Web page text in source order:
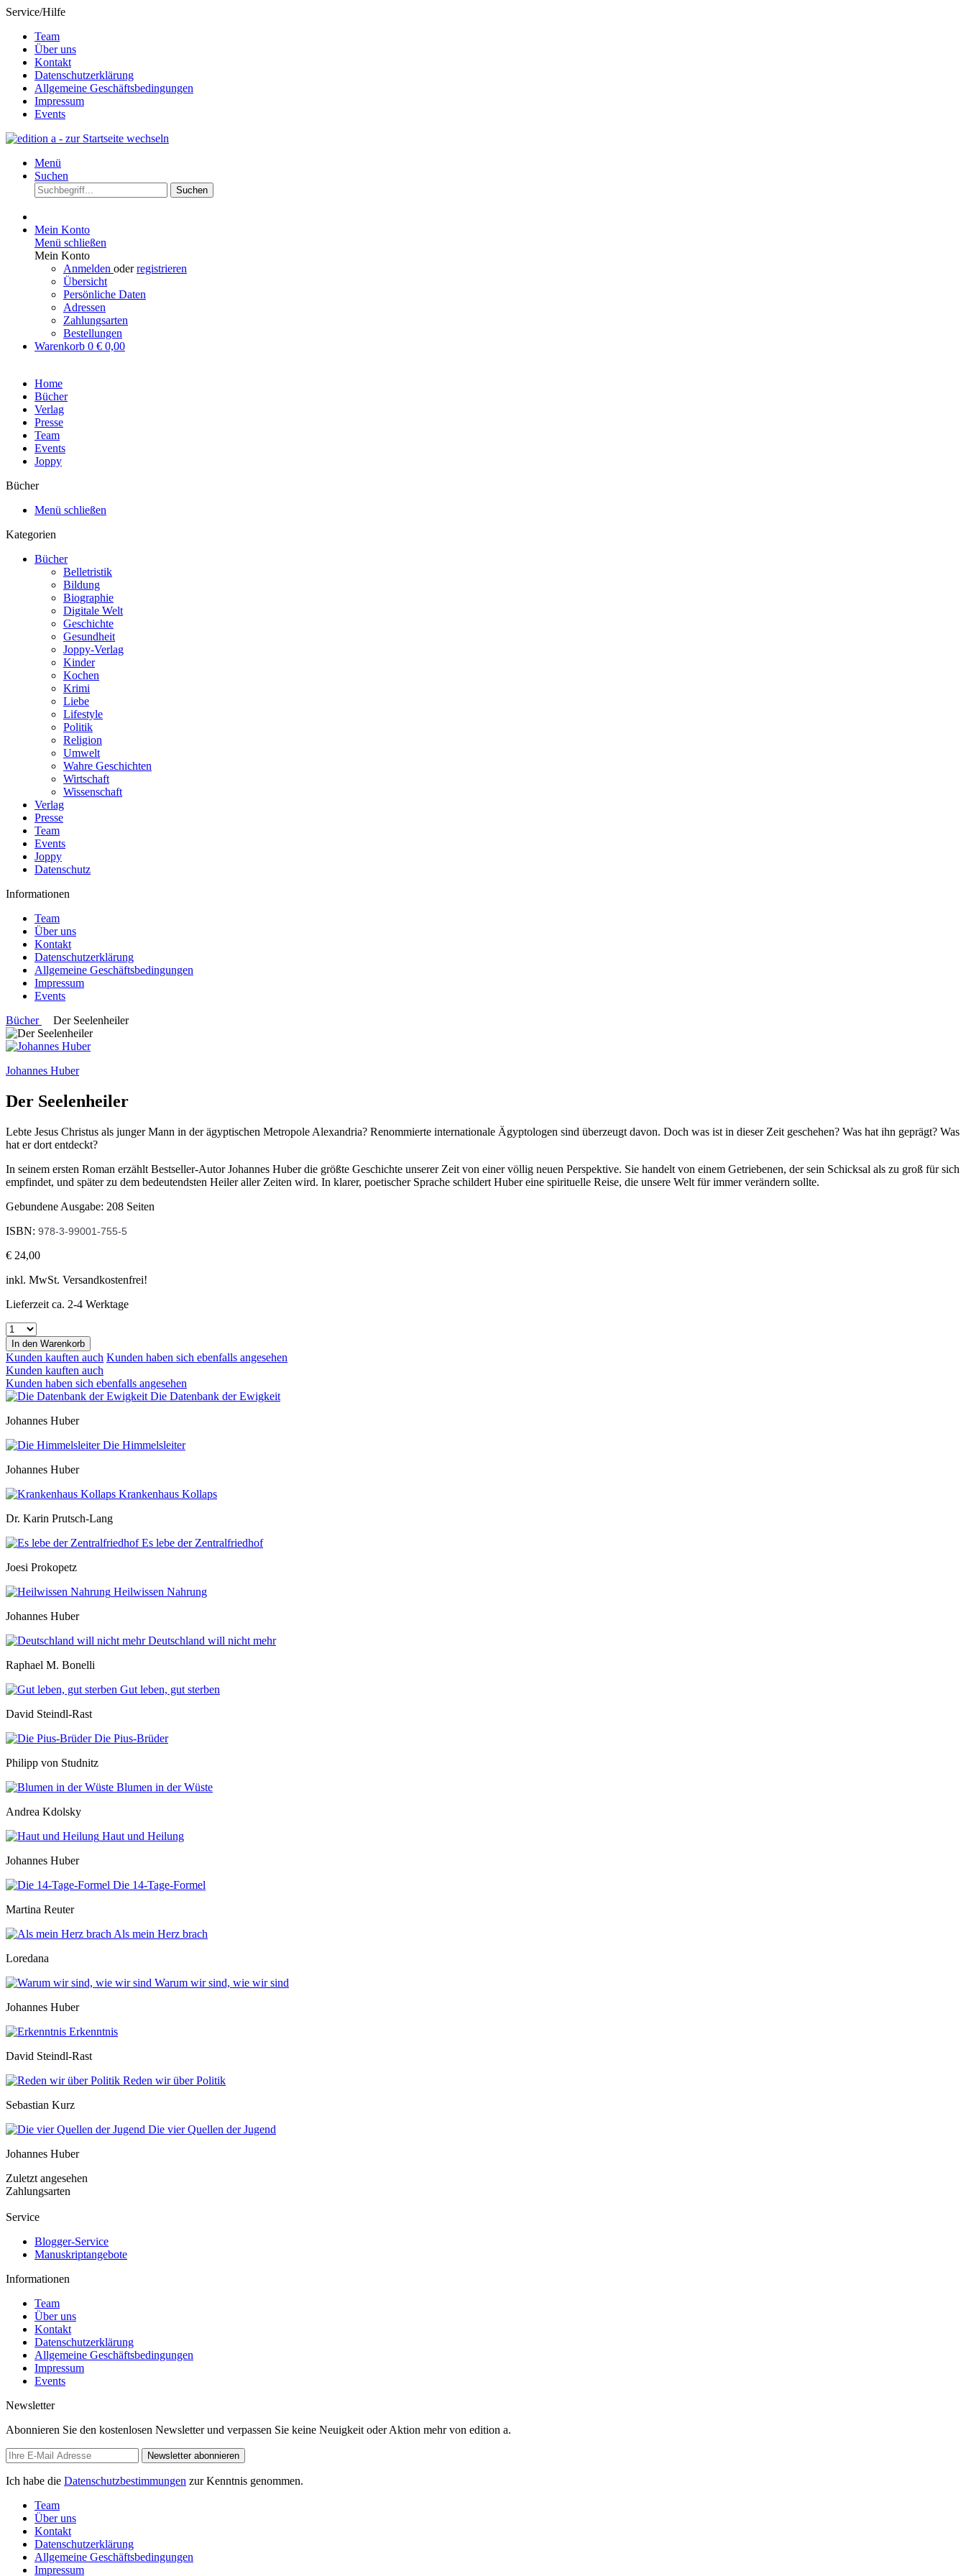
Service/Hilfe
Team
Über uns
Kontakt
Datenschutzerklärung
Allgemeine Geschäftsbedingungen
Impressum
Events
Menü
Suchen
Suchen
Mein Konto
Menü schließen
Mein Konto
Anmelden oderregistrieren
Übersicht
Persönliche Daten
Adressen
Zahlungsarten
Bestellungen
Warenkorb 0 € 0,00
Home
Bücher
Verlag
Presse
Team
Events
Joppy
Bücher
Menü schließen
Kategorien
Bücher
Belletristik
Bildung
Biographie
Digitale Welt
Geschichte
Gesundheit
Joppy-Verlag
Kinder
Kochen
Krimi
Liebe
Lifestyle
Politik
Religion
Umwelt
Wahre Geschichten
Wirtschaft
Wissenschaft
Verlag
Presse
Team
Events
Joppy
Datenschutz
Informationen
Team
Über uns
Kontakt
Datenschutzerklärung
Allgemeine Geschäftsbedingungen
Impressum
Events
Bücher
Der Seelenheiler
Johannes Huber
Der Seelenheiler
Lebte Jesus Christus als junger Mann in der ägyptischen Metropole Alexandria? Renommierte internationale Ägyptologen sind überzeugt davon. Doch was ist in dieser Zeit geschehen? Was hat ihn geprägt? Was
hat er dort entdeckt?
In seinem ersten Roman erzählt Bestseller-Autor Johannes Huber die größte Geschichte unserer Zeit von einer völlig neuen Perspektive. Sie handelt von einem Getriebenen, der sein Schicksal als zu groß für sich
empfindet, und später zu dem bedeutendsten Heiler aller Zeiten wird. In klarer, poetischer Sprache schildert Huber eine spirituelle Reise, die unsere Welt für immer verändern sollte.
Gebundene Ausgabe: 208 Seiten
ISBN: 978-3-99001-755-5
€ 24,00
inkl. MwSt. Versandkostenfrei!
Lieferzeit ca. 2-4 Werktage
In den Warenkorb
Kunden kauften auch Kunden haben sich ebenfalls angesehen
Kunden kauften auch
Kunden haben sich ebenfalls angesehen
Die Datenbank der Ewigkeit
Johannes Huber
Die Himmelsleiter
Johannes Huber
Krankenhaus Kollaps
Dr. Karin Prutsch-Lang
Es lebe der Zentralfriedhof
Joesi Prokopetz
Heilwissen Nahrung
Johannes Huber
Deutschland will nicht mehr
Raphael M. Bonelli
Gut leben, gut sterben
David Steindl-Rast
Die Pius-Brüder
Philipp von Studnitz
Blumen in der Wüste
Andrea Kdolsky
Haut und Heilung
Johannes Huber
Die 14-Tage-Formel
Martina Reuter
Als mein Herz brach
Loredana
Warum wir sind, wie wir sind
Johannes Huber
Erkenntnis
David Steindl-Rast
Reden wir über Politik
Sebastian Kurz
Die vier Quellen der Jugend
Johannes Huber
Zuletzt angesehen
Zahlungsarten
Service
Blogger-Service
Manuskriptangebote
Informationen
Team
Über uns
Kontakt
Datenschutzerklärung
Allgemeine Geschäftsbedingungen
Impressum
Events
Newsletter
Abonnieren Sie den kostenlosen Newsletter und verpassen Sie keine Neuigkeit oder Aktion mehr von edition a.
Newsletter abonnieren
Ich habe die Datenschutzbestimmungen zur Kenntnis genommen.
Team
Über uns
Kontakt
Datenschutzerklärung
Allgemeine Geschäftsbedingungen
Impressum